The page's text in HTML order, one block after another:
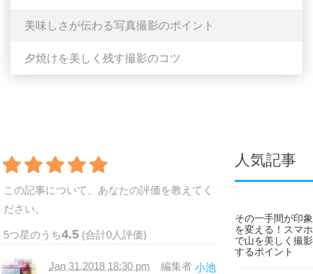
美味しさが伝わる写真撮影のポイント
夕焼けを美しく残す撮影のコツ
この記事について、あなたの評価を教えてく
ださい。
5つ星のうち4.5 (合計0 人評価)
Jan 31,2018 18:30 pm 編集者 小池
人気記事
その一手間が印象
を変える！スマホ
で山を美しく撮影
するポイント